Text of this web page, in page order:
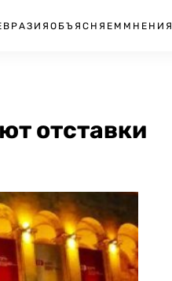
ОБЪЯСНЯЕМ МНЕНИЯ
отставки